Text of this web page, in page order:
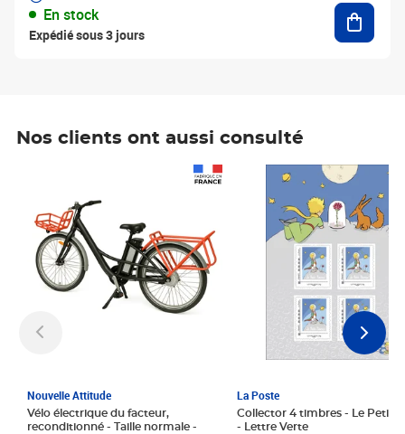
En stock
Expédié sous 3 jours
Nos clients ont aussi consulté
Nouvelle Attitude
Vélo électrique du facteur,
reconditionné - Taille normale -
La Poste
Collector 4 timbres - Le Petit
- Lettre Verte
Prix 6,25€ HT